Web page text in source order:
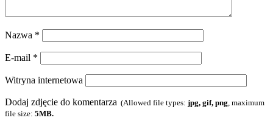
Nazwa *
E-mail *
Witryna internetowa
Dodaj zdjęcie do komentarza (Allowed file types: jpg, gif, png , maximum
file size: 5MB.